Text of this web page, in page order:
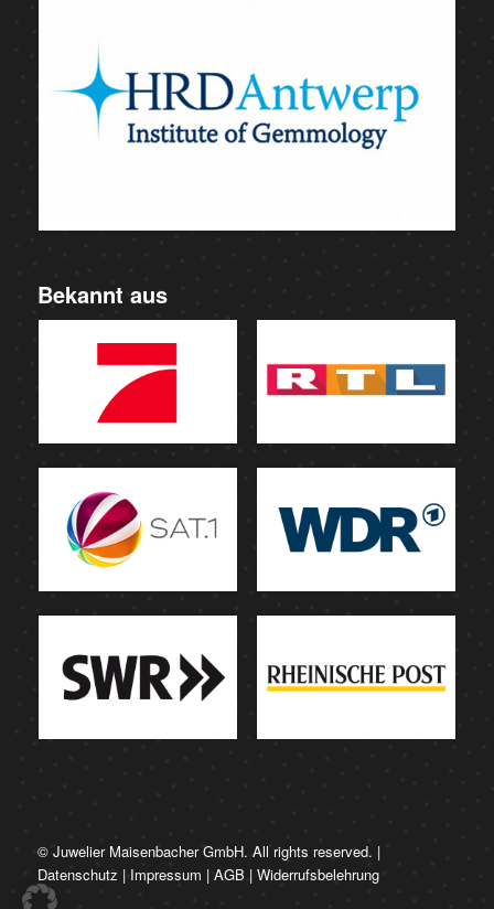
Bekannt aus
© Juwelier Maisenbacher GmbH. All rights reserved. |
Datenschutz | Impressum | AGB | Widerrufsbelehrung